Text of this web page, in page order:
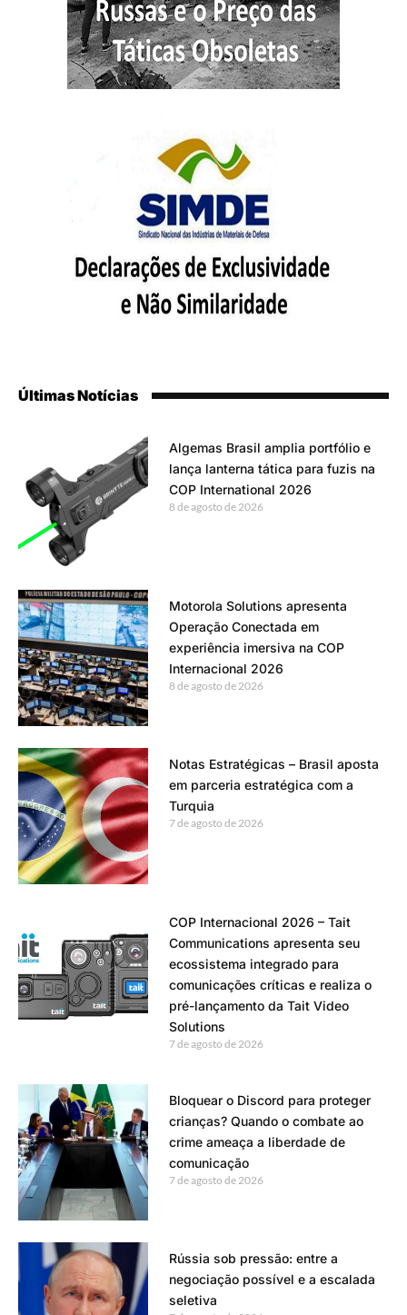
Últimas Notícias
Algemas Brasil amplia portfólio e
lança lanterna tática para fuzis na
COP International 2026
8 de agosto de 2026
Motorola Solutions apresenta
Operação Conectada em
experiência imersiva na COP
Internacional 2026
8 de agosto de 2026
Notas Estratégicas – Brasil aposta
em parceria estratégica com a
Turquia
7 de agosto de 2026
COP Internacional 2026 – Tait
Communications apresenta seu
ecossistema integrado para
comunicações críticas e realiza o
pré-lançamento da Tait Video
Solutions
7 de agosto de 2026
Bloquear o Discord para proteger
crianças? Quando o combate ao
crime ameaça a liberdade de
comunicação
7 de agosto de 2026
Rússia sob pressão: entre a
negociação possível e a escalada
seletiva